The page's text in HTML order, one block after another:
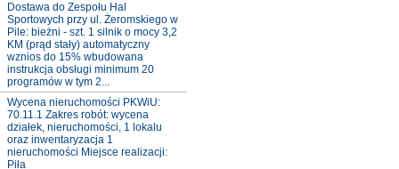
Dostawa do Zespołu Hal
Sportowych przy ul. Żeromskiego w
Pile: bieżni - szt. 1 silnik o mocy 3,2
KM (prąd stały) automatyczny
wznios do 15% wbudowana
instrukcja obsługi minimum 20
programów w tym 2...
Wycena nieruchomości PKWiU:
70.11.1 Zakres robót: wycena
działek, nieruchomości, 1 lokalu
oraz inwentaryzacja 1
nieruchomości Miejsce realizacji:
Piła